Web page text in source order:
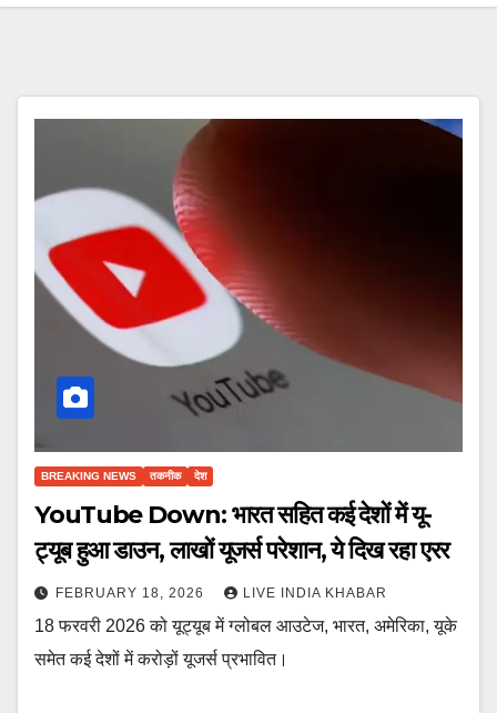
BREAKING NEWS तकनीक देश
YouTube Down: भारत सहित कई देशों में यू-
ट्यूब हुआ डाउन, लाखों यूजर्स परेशान, ये दिख रहा एरर
FEBRUARY 18, 2026 LIVE INDIA KHABAR
18 फरवरी 2026 को यूट्यूब में ग्लोबल आउटेज, भारत, अमेरिका, यूके
समेत कई देशों में करोड़ों यूजर्स प्रभावित।